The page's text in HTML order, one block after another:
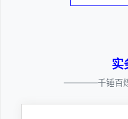
实
————千锤百